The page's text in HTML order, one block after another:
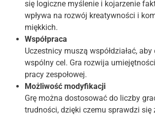
się logiczne myślenie i kojarzenie
wpływa na rozwój kreatywności i
miękkich.
Współpraca
Uczestnicy muszą współdziałać,
wspólny cel. Gra rozwija
pracy zespołowej.
Możliwość modyfikacji
Grę można dostosować do liczby
trudności, dzięki czemu sprawdzi się